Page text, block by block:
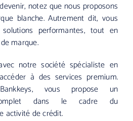
notez que nous proposons
blanche. Autrement dit, vous
performantes, tout en
marque.
notre société spécialiste en
à des services premium.
vous propose un
complet dans le cadre du
activité de crédit.